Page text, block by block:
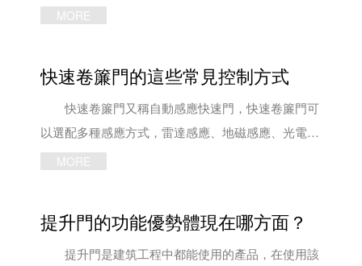
有無異物卡阻，若有應該盡快消除卡阻清理障礙物。
片變形或者失效(3)滑塊過于抱緊螺釘松(4)靠板螺絲
松出使靠板位置異常，使滑塊或螺母不能隨絲桿轉動
而移動(5)電機蓋里面的限位器傳動齒輪可能有損壞
(6)按鈕開關控制鍵卡死。 處理方法：固定滑塊
換繼電器(接觸器)。 3、手拉鏈無法正常拉動
故障原因：環形鏈條堵住十字槽;棘爪無脫離棘
別我們一起來了解下。 1、結構：提升門可以順
提高了車間內部的空間利用率。 工業提升門的
門體采用橫向分體折頁式連接，使大門更易于維修和
更換。同時可以開設小門、小窗，利用互鎖裝置開設
小門方便了人員的通行又保證了大門運行的安全性，
噪音大的缺點，而且使大門運行的更平穩。 2、
材質：工業提升門的門體采用雙層熱鋟鍍鋅鋼板內部
MORE
快速卷簾門的這些常見控制方式
快速卷簾門又稱自動感應快速門，快速卷簾門可
以選配多種感應方式，雷達感應、地磁感應、光電感
應、遙控器和手動拉繩是工業快速卷簾門安裝時常見
河南快速卷簾門的這些常見控制方式。 雷達感
應 采用微波發射來感知移動物體，當物體進入
MORE
提升門的功能優勢體現在哪方面？
提升門是建筑工程中都能使用的產品，在使用該